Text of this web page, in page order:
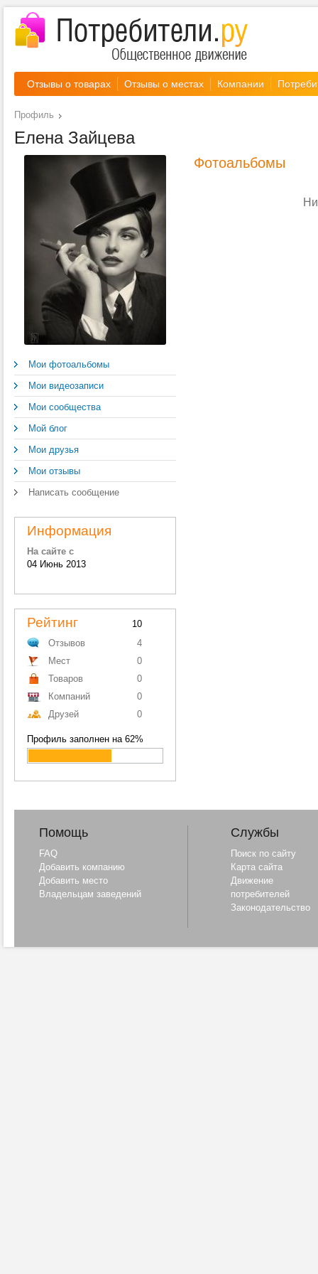
Отзывы о товарах Отзывы о местах Компании
Профиль
Елена Зайцева
Мои фотоальбомы
Мои видеозаписи
Мои сообщества
Мой блог
Мои друзья
Мои отзывы
Написать сообщение
Информация
На сайте с
04 Июнь 2013
Рейтинг
10
Отзывов
4
Мест
0
Товаров
0
Компаний
0
Друзей
0
Профиль заполнен на 62%
Фотоальбомы
Помощь
FAQ
Добавить компанию
Добавить место
Владельцам заведений
Службы
Поиск по сайту
Карта сайта
Движение
потребителей
Законодательство